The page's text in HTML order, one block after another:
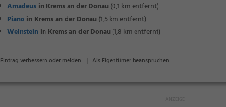
Amadeus in Krems an der Donau (0,1 km entfernt)
Piano in Krems an der Donau (1,5 km entfernt)
Weinstein in Krems an der Donau (1,8 km entfernt)
Eintrag verbessern oder melden | Als Eigentümer beanspruchen